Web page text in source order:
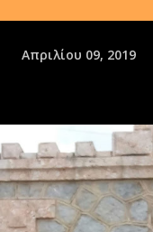
Απριλίου 09, 2019